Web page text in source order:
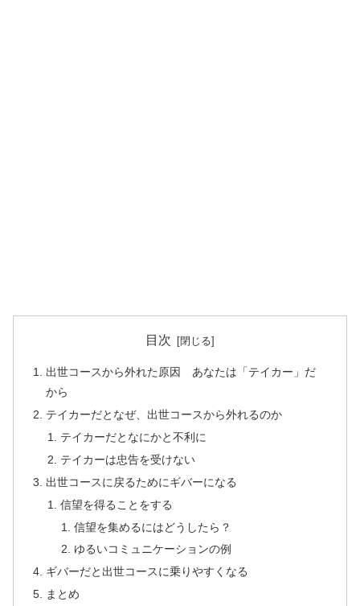
目次
出世コースから外れた原因 あなたは「テイカー」だ
から
テイカーだとなぜ、出世コースから外れるのか
テイカーだとなにかと不利に
テイカーは忠告を受けない
出世コースに戻るためにギバーになる
信望を得ることをする
信望を集めるにはどうしたら？
ゆるいコミュニケーションの例
ギバーだと出世コースに乗りやすくなる
まとめ